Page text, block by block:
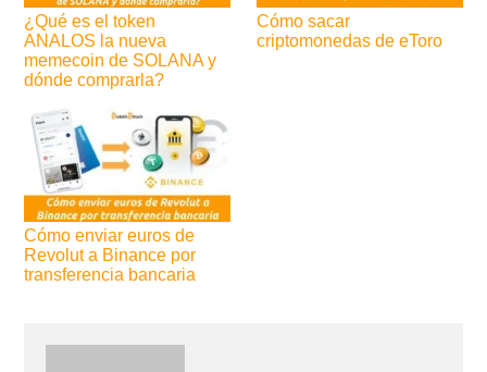
¿Qué es el token
ANALOS la nueva
memecoin de SOLANA y
dónde comprarla?
Cómo sacar
criptomonedas de eToro
Cómo enviar euros de
Revolut a Binance por
transferencia bancaria